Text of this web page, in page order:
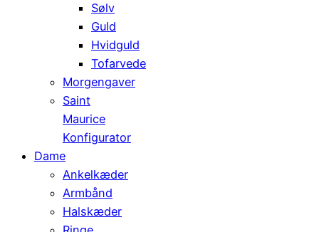
Sølv
Guld
Hvidguld
Tofarvede
Morgengaver
Saint
Maurice
Konfigurator
Dame
Ankelkæder
Armbånd
Halskæder